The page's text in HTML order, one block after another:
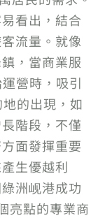
看出，結合
流量。就像
，當商業服
營時，吸引
的出現，如
階段，不僅
面發揮重要
生優越利
洲岘港成功
亮點的專業商